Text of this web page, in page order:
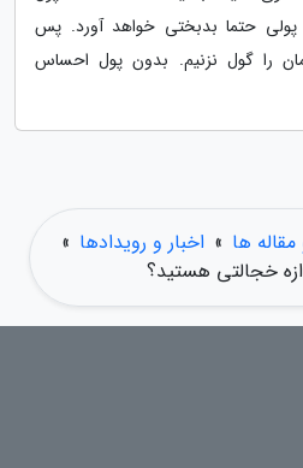
حتما بدبختی خواهد آورد. پس
را گول نزنیم. بدون پول احساس
ها » اخبار و رویدادها »
خجالتی هستید؟